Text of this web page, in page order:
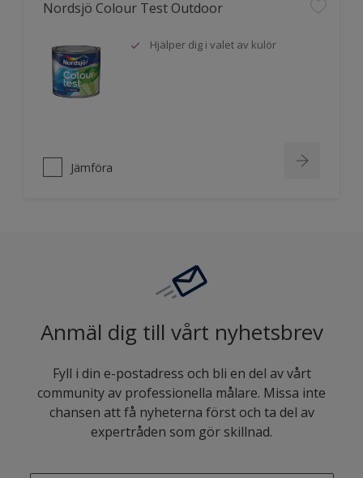
Hjälper dig i valet av kulör
Jämföra
Anmäl dig till vårt nyhetsbrev
Fyll i din e-postadress och bli en del av vårt
community av professionella målare. Missa inte
chansen att få nyheterna först och ta del av
expertråden som gör skillnad.